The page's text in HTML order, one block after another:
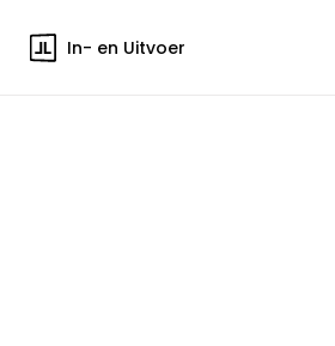
In- en Uitvoer